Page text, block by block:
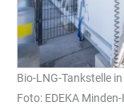
Bio-LNG-Tankstelle
Foto: EDEKA